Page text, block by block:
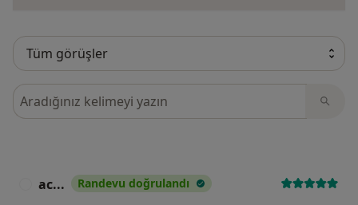
Görüşler içerisinde ara
ac... Randevu doğrulandı